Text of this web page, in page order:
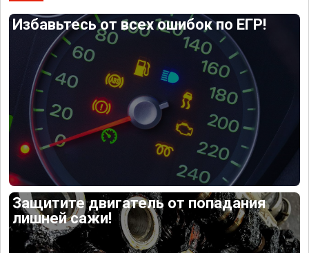
Избавьтесь от всех ошибок по ЕГР!
Защитите двигатель от попадания
лишней сажи!